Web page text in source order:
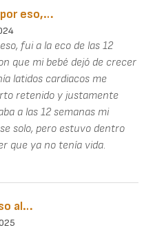
eso,…
fui a la eco de las 12
que mi bebé dejó de crecer
latidos cardiacos me
retenido y justamente
a las 12 semanas mi
solo, pero estuvo dentro
que ya no tenía vida.
al…